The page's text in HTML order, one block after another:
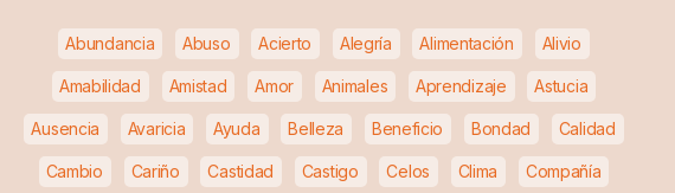
Abundancia Abuso Acierto Alegría Alimentación Alivio
Amabilidad Amistad Amor Animales Aprendizaje Astucia
Ausencia Avaricia Ayuda Belleza Beneficio Bondad Calidad
Cambio Cariño Castidad Castigo Celos Clima Compañía